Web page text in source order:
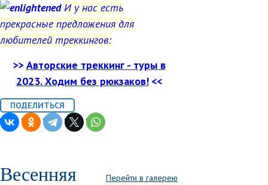
И у нас есть
прекрасные предложения для
любителей треккингов:
>>Авторские треккинг - туры в
2023. Ходим без рюкзаков! <<
Перейти в галерею
Весенняя